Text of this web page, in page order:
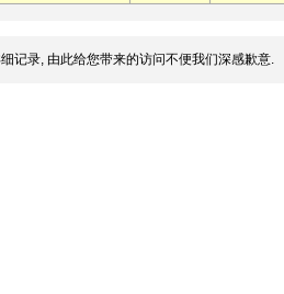
记录, 由此给您带来的访问不便我们深感歉意.